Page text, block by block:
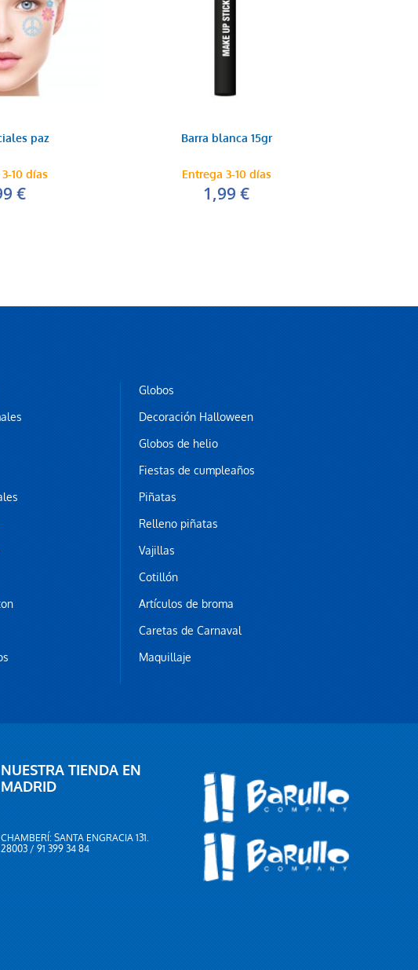
paz
10 días
€
Barra blanca 15gr
Entrega 3-10 días
1,99 €
Globos
Decoración Halloween
Globos de helio
Fiestas de cumpleaños
Piñatas
Relleno piñatas
Vajillas
Cotillón
Artículos de broma
Caretas de Carnaval
Maquillaje
NUESTRA TIENDA EN
MADRID
CHAMBERÍ: SANTA ENGRACIA 131.
28003 / 91 399 34 84